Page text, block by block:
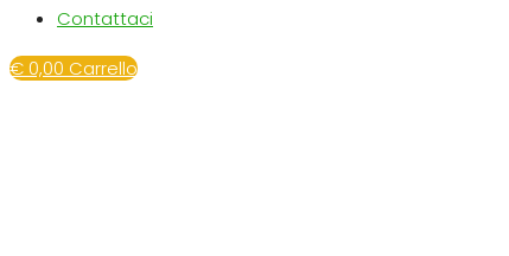
Contattaci
€0,00 Carrello